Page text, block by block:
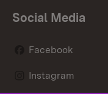
Social Media
Facebook
Instagram